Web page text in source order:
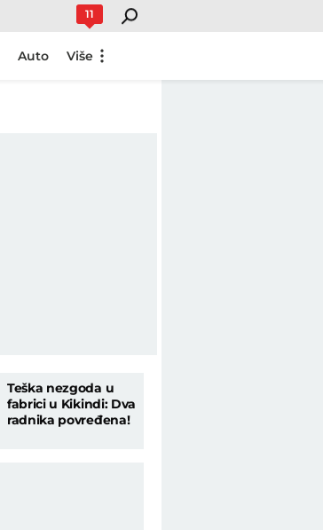
11
Auto Više
Teška nezgoda u
fabrici u Kikindi: Dva
radnika povređena!